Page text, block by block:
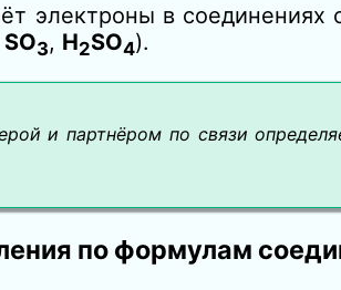
электроны в
SO3, H2SO4).
и партнёром по связи
по формулам